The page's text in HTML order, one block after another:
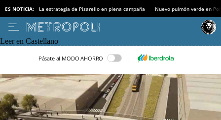
ES NOTICIA: La estrategia de Pisarello en plena campaña Nuevo pulmón verde en
Leer en Castellano
Pásate al MODO AHORRO